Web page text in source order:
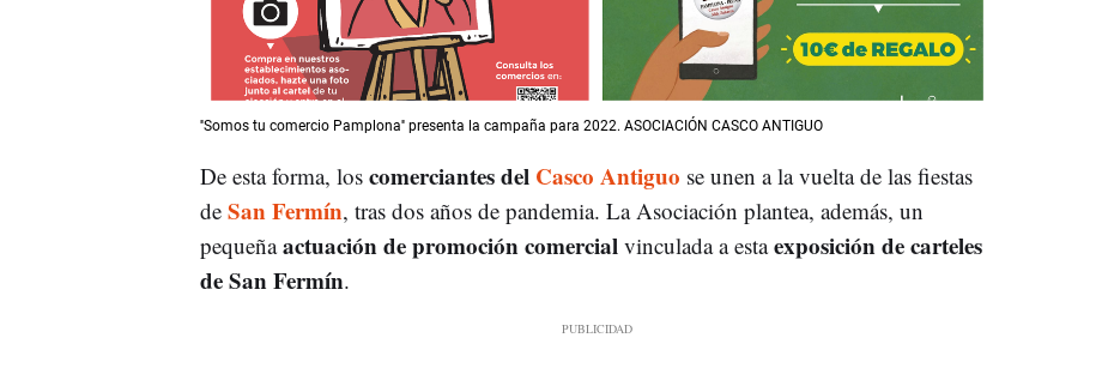
''Somos tu comercio Pamplona'' presenta la campaña para 2022. ASOCIACIÓN CASCO ANTIGUO
De esta forma, los comerciantes del Casco Antiguo se unen a la vuelta de las fiestas
de San Fermín, tras dos años de pandemia. La Asociación plantea, además, un
pequeñaactuación de promoción comercial vinculada a estaexposición de carteles
de San Fermín.